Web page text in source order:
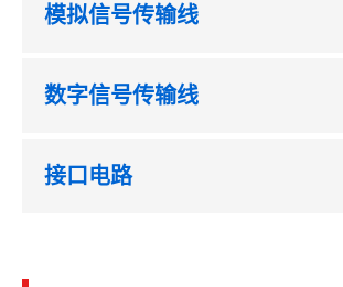
模拟信号传输线
数字信号传输线
接口电路